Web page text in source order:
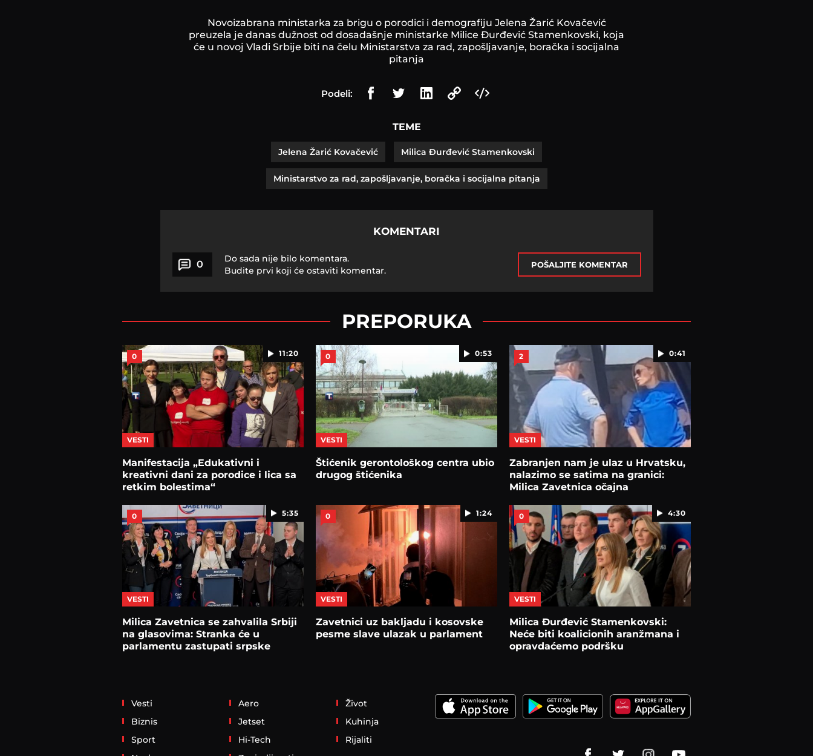
Novoizabrana ministarka za brigu o porodici i demografiju Jelena Žarić Kovačević
preuzela je danas dužnost od dosadašnje ministarke Milice Đurđević Stamenkovski, koja
će u novoj Vladi Srbije biti na čelu Ministarstva za rad, zapošljavanje, boračka i socijalna
pitanja
Podeli:
TEME
Jelena Žarić Kovačević Milica Đurđević Stamenkovski
Ministarstvo za rad, zapošljavanje, boračka i socijalna pitanja
KOMENTARI
0
Do sada nije bilo komentara.
Budite prvi koji će ostaviti komentar.
POŠALJITE KOMENTAR
PREPORUKA
11:20
0
VESTI
Manifestacija „Edukativni i
kreativni dani za porodice i lica sa
retkim bolestima“
0:53
0
VESTI
Štićenik gerontološkog centra ubio
drugog štićenika
0:41
2
VESTI
Zabranjen nam je ulaz u Hrvatsku,
nalazimo se satima na granici:
Milica Zavetnica očajna
5:35
0
VESTI
Milica Zavetnica se zahvalila Srbiji
na glasovima: Stranka će u
parlamentu zastupati srpske
1:24
0
VESTI
Zavetnici uz bakljadu i kosovske
pesme slave ulazak u parlament
4:30
0
VESTI
Milica Đurđević Stamenkovski:
Neće biti koalicionih aranžmana i
opravdaćemo podršku
Vesti
Biznis
Sport
Aero
Jetset
Hi-Tech
Život
Kuhinja
Rijaliti